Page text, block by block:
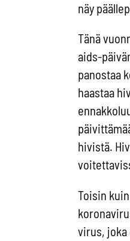
näy
Tänä
aids-
panostaa
haastaa
hivistä.
Toisin kuin
virus,